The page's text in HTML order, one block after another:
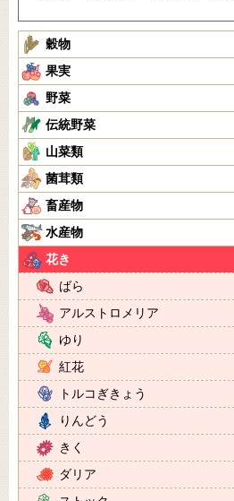
穀物
果実
野菜
伝統野菜
山菜類
菌茸類
畜産物
水産物
花き
ばら
アルストロメリア
ゆり
紅花
トルコぎきょう
りんどう
きく
ダリア